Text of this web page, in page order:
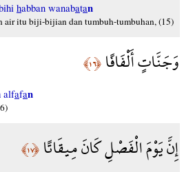
habban wanabatan
air itu biji-bijian dan tumbuh-tumbuhan, (15)
وَجَنَّاتٍ أَلْفَافًا﴿١٦﴾
alfafan
إِنَّ يَوْمَ الْفَصْلِ كَانَ مِيقَاتًا﴿١٧﴾